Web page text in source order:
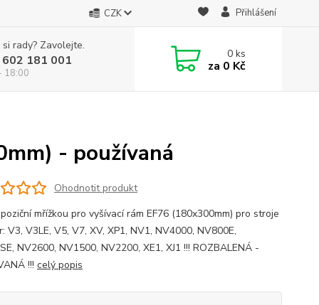
CZK Přihlášení
rady? Zavolejte.
181 001
18:00
0ks
za 0 Kč
- používaná
Ohodnotit produkt
mřížkou pro vyšívací rám EF76 (180x300mm) pro stroje
V3, V3LE, V5, V7, XV, XP1, NV1, NV4000, NV800E,
NV2600, NV1500, NV2200, XE1, XJ1 !!! ROZBALENÁ -
!!! celý popis